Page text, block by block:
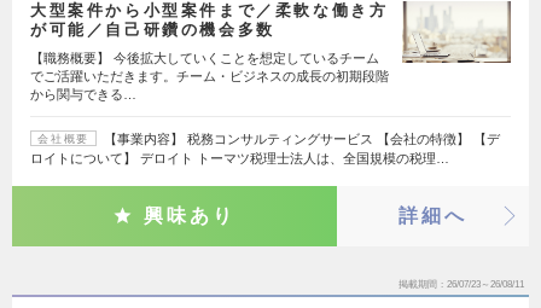
大型案件から小型案件まで／柔軟な働き方
が可能／自己研鑽の機会多数
【職務概要】 今後拡大していくことを想定しているチーム
でご活躍いただきます。チーム・ビジネスの成長の初期段階
から関与できる…
会社概要
【事業内容】 税務コンサルティングサービス 【会社の特徴】 【デ
ロイトについて】 デロイト トーマツ税理士法人は、全国規模の税理…
興味あり 詳細へ
掲載期間 26/07/23～26/08/11